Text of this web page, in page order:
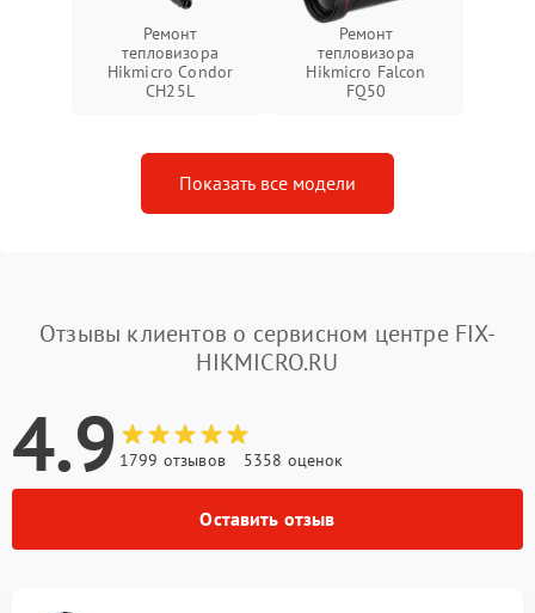
Ремонт
тепловизора
Hikmicro Condor
CH25L
Ремонт
тепловизора
Hikmicro Falcon
FQ50
Показать все модели
Отзывы клиентов о сервисном центре FIX-
HIKMICRO.RU
4.9 1799 отзывов 5358 оценок
Оставить отзыв